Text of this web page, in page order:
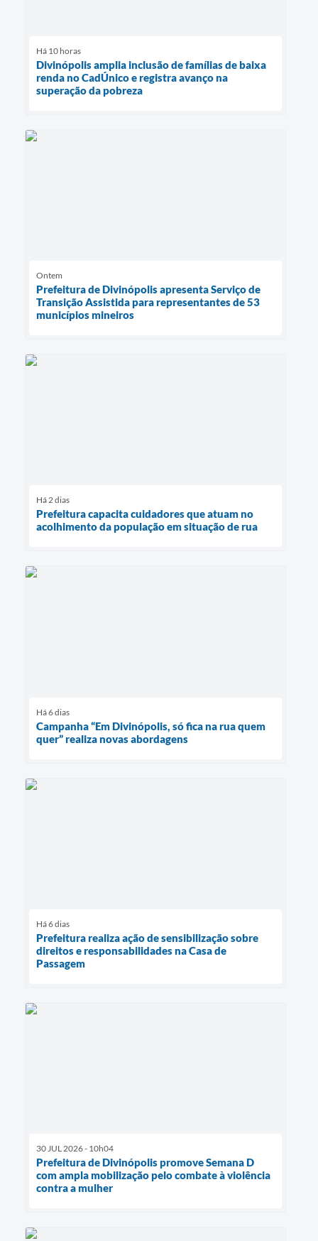
Há 10 horas
Divinópolis amplia inclusão de famílias de baixa
renda no CadÚnico e registra avanço na
superação da pobreza
Ontem
Prefeitura de Divinópolis apresenta Serviço de
Transição Assistida para representantes de 53
municípios mineiros
Há 2 dias
Prefeitura capacita cuidadores que atuam no
acolhimento da população em situação de rua
Há 6 dias
Campanha “Em Divinópolis, só fica na rua quem
quer” realiza novas abordagens
Há 6 dias
Prefeitura realiza ação de sensibilização sobre
direitos e responsabilidades na Casa de
Passagem
30 JUL 2026 - 10h04
Prefeitura de Divinópolis promove Semana D
com ampla mobilização pelo combate à violência
contra a mulher